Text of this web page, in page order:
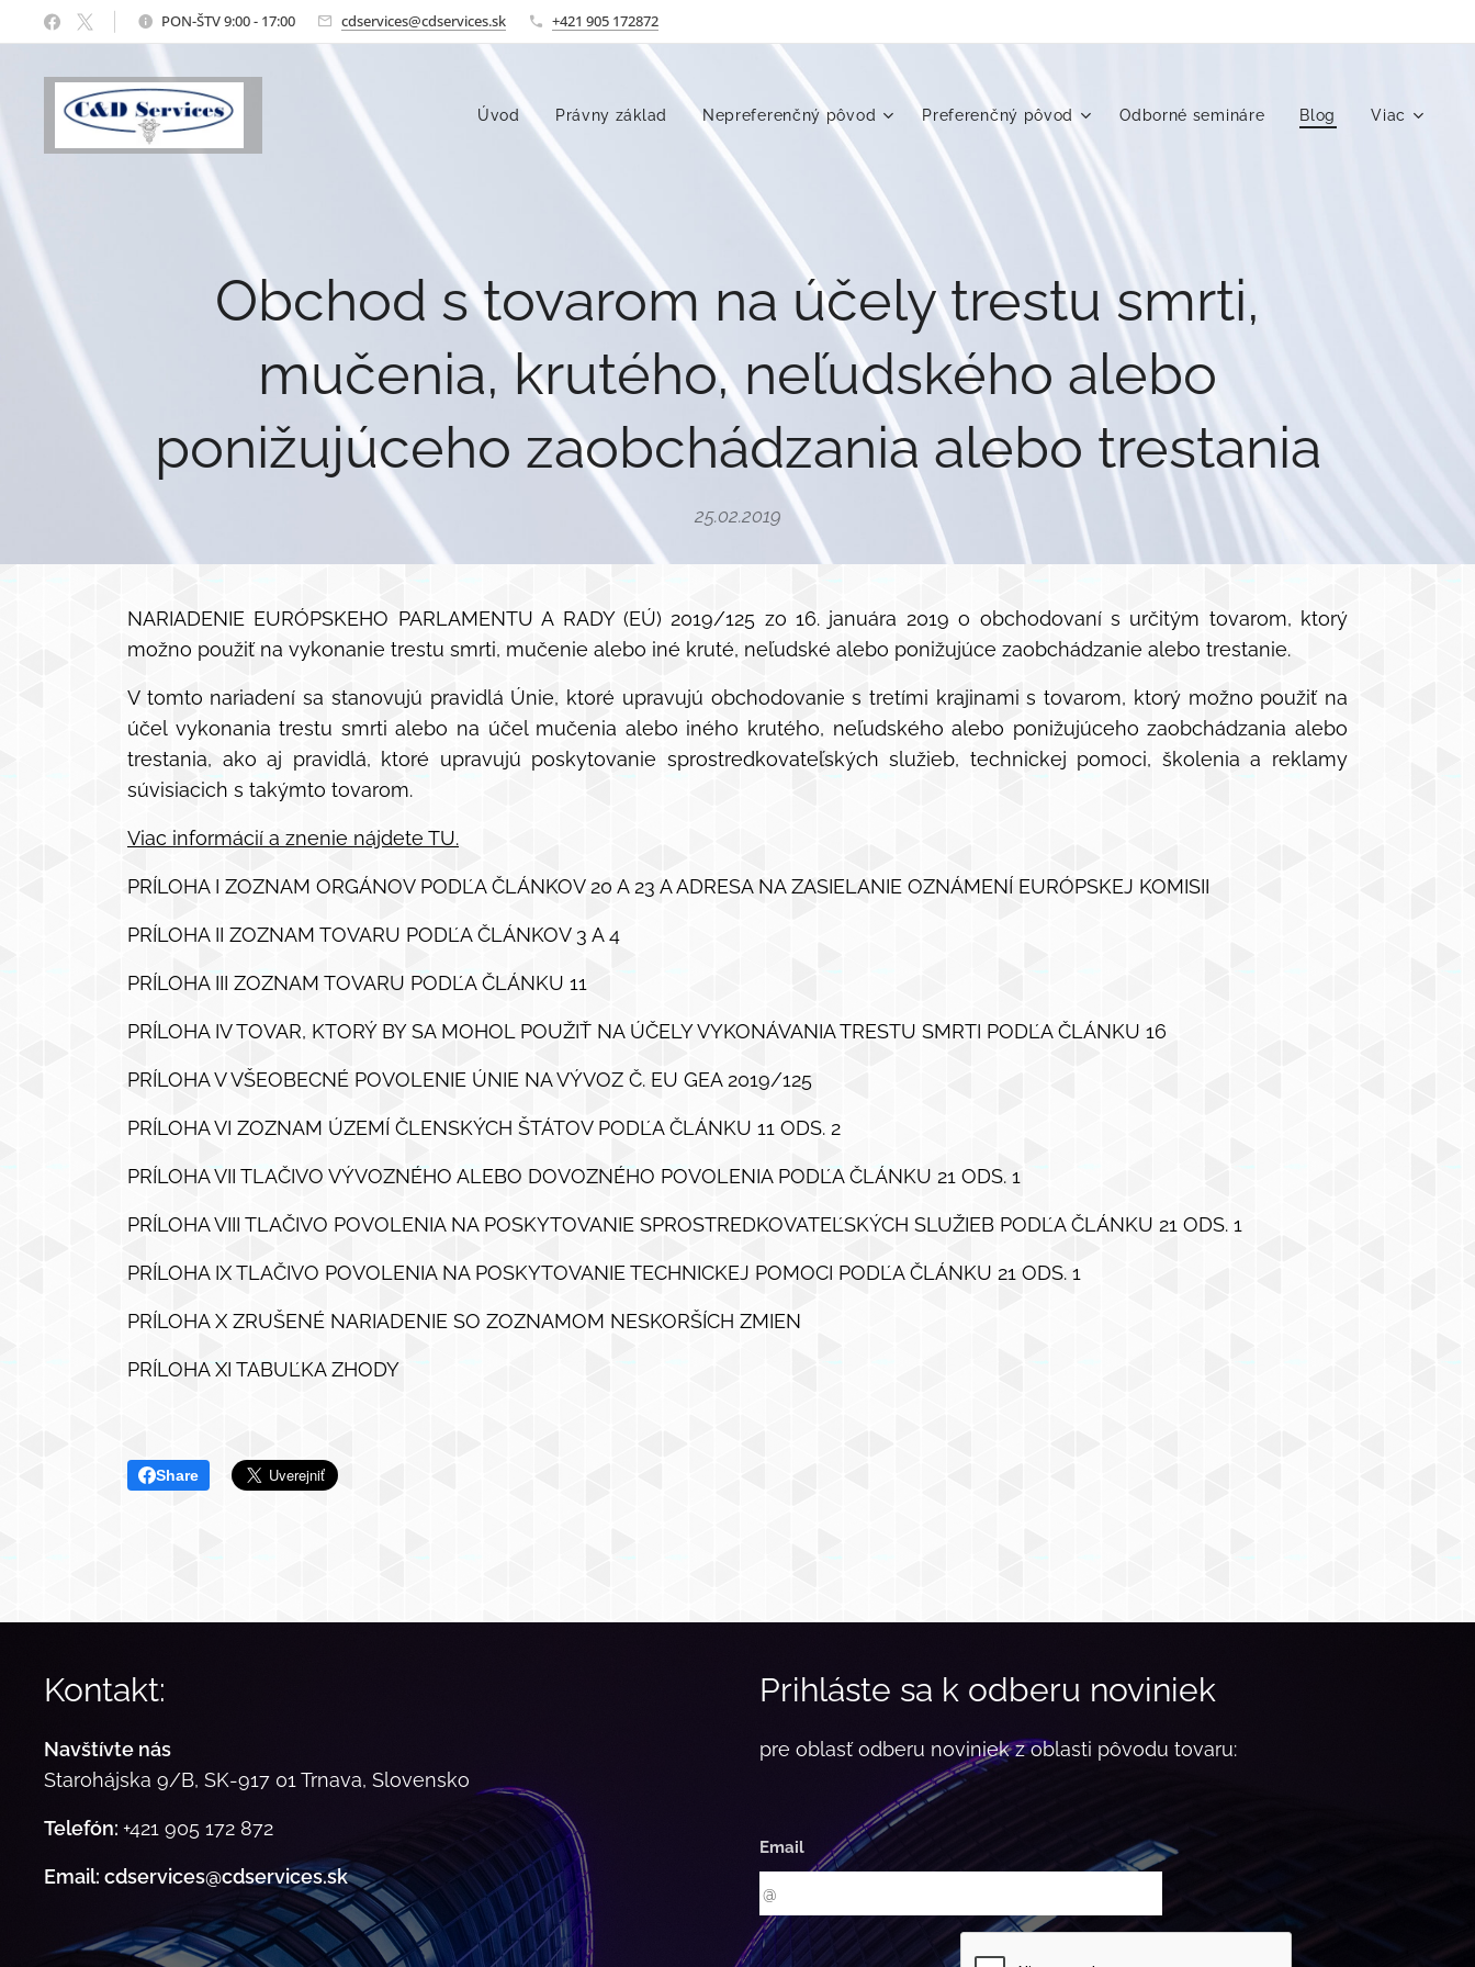
PON-ŠTV 9:00 - 17:00 cdservices@cdservices.sk +421 905 172872
Úvod Právny základ Nepreferenčný pôvod Preferenčný pôvod Odborné semináre Blog Viac
Obchod s tovarom na účely trestu smrti,
mučenia, krutého, neľudského alebo
ponižujúceho zaobchádzania alebo trestania
25.02.2019
NARIADENIE EURÓPSKEHO PARLAMENTU A RADY (EÚ) 2019/125 zo 16. januára 2019 o obchodovaní s určitým tovarom, ktorý
možno použiť na vykonanie trestu smrti, mučenie alebo iné kruté, neľudské alebo ponižujúce zaobchádzanie alebo trestanie.
V tomto nariadení sa stanovujú pravidlá Únie, ktoré upravujú obchodovanie s tretími krajinami s tovarom, ktorý možno použiť na
účel vykonania trestu smrti alebo na účel mučenia alebo iného krutého, neľudského alebo ponižujúceho zaobchádzania alebo
trestania, ako aj pravidlá, ktoré upravujú poskytovanie sprostredkovateľských služieb, technickej pomoci, školenia a reklamy
súvisiacich s takýmto tovarom.
Viac informácií a znenie nájdete TU.
PRÍLOHA I ZOZNAM ORGÁNOV PODĽA ČLÁNKOV 20 A 23 A ADRESA NA ZASIELANIE OZNÁMENÍ EURÓPSKEJ KOMISII
PRÍLOHA II ZOZNAM TOVARU PODĽA ČLÁNKOV 3 A 4
PRÍLOHA III ZOZNAM TOVARU PODĽA ČLÁNKU 11
PRÍLOHA IV TOVAR, KTORÝ BY SA MOHOL POUŽIŤ NA ÚČELY VYKONÁVANIA TRESTU SMRTI PODĽA ČLÁNKU 16
PRÍLOHA V VŠEOBECNÉ POVOLENIE ÚNIE NA VÝVOZ Č. EU GEA 2019/125
PRÍLOHA VI ZOZNAM ÚZEMÍ ČLENSKÝCH ŠTÁTOV PODĽA ČLÁNKU 11 ODS. 2
PRÍLOHA VII TLAČIVO VÝVOZNÉHO ALEBO DOVOZNÉHO POVOLENIA PODĽA ČLÁNKU 21 ODS. 1
PRÍLOHA VIII TLAČIVO POVOLENIA NA POSKYTOVANIE SPROSTREDKOVATEĽSKÝCH SLUŽIEB PODĽA ČLÁNKU 21 ODS. 1
PRÍLOHA IX TLAČIVO POVOLENIA NA POSKYTOVANIE TECHNICKEJ POMOCI PODĽA ČLÁNKU 21 ODS. 1
PRÍLOHA X ZRUŠENÉ NARIADENIE SO ZOZNAMOM NESKORŠÍCH ZMIEN
PRÍLOHA XI TABUĽKA ZHODY
Share
Kontakt:
Navštívte nás
Starohájska 9/B, SK-917 01 Trnava, Slovensko
Telefón: +421 905 172 872
Email: cdservices@cdservices.sk
Prihláste sa k odberu noviniek
pre oblasť odberu noviniek z oblasti pôvodu tovaru:
Email